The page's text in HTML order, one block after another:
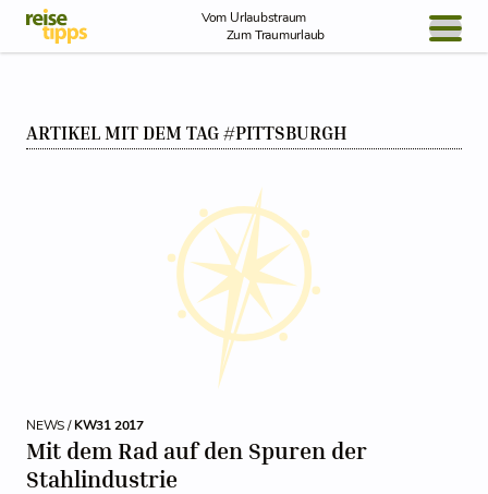
Skip to Content
Vom Urlaubstraum
Zum Traumurlaub
NEWS
ARTIKEL MIT DEM TAG #PITTSBURGH
NEWS /KW31 2017
Mit dem Rad auf den Spuren der
Stahlindustrie